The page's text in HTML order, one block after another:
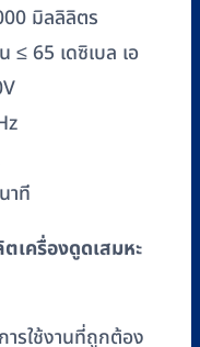
มิลลิลิตร
≤ 65 เดซิเบล เอ
าที
เครื่องดูดเสมหะ
รใช้งานที่ถูกต้อง